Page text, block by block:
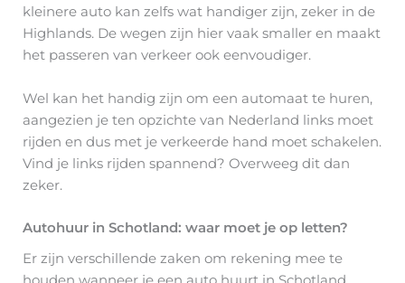
kleinere auto kan zelfs wat handiger zijn, zeker in de
Highlands. De wegen zijn hier vaak smaller en maakt
het passeren van verkeer ook eenvoudiger.
Wel kan het handig zijn om een automaat te huren,
aangezien je ten opzichte van Nederland links moet
rijden en dus met je verkeerde hand moet schakelen.
Vind je links rijden spannend? Overweeg dit dan
zeker.
Autohuur in Schotland: waar moet je op letten?
Er zijn verschillende zaken om rekening mee te